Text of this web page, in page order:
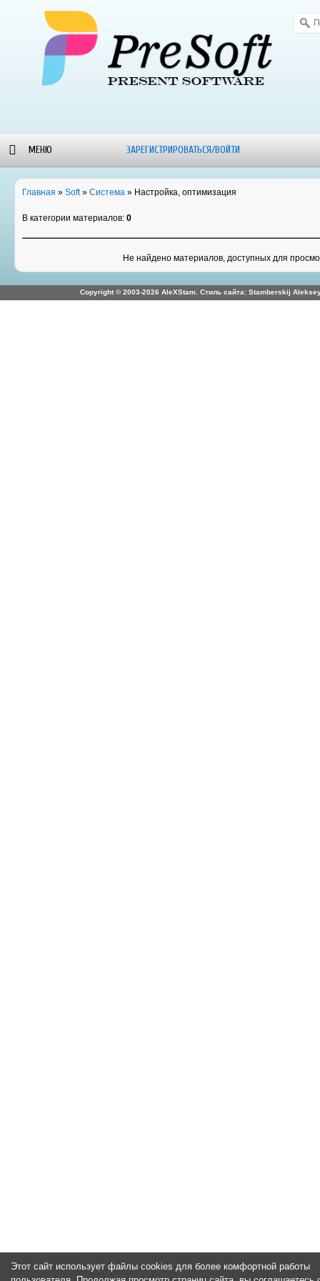
МЕНЮ ЗАРЕГИСТРИРОВАТЬСЯ/ВОЙТИ
НОВОСТИ
Главная » Soft» Система » Настройка, оптимизация
В категории материалов: 0
Не найдено материалов, доступных для
Copyright © 2003-2026 AleXStam. Стиль сайта: Stamberskij
Этот сайт использует файлы cookies для более комфортной работы